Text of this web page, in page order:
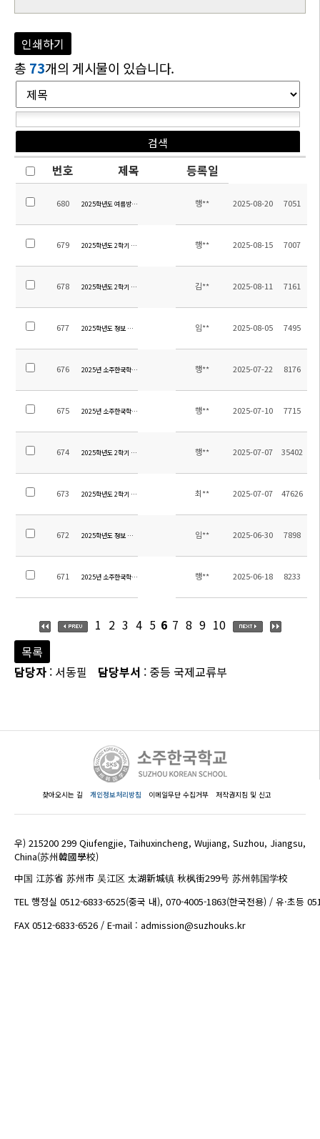
인쇄하기
총 73개의 게시물이 있습니다.
번호 제목 등록일
680 2025학년도 여름방학 기간 학교시설 개선사항 안내
행** 2025-08-20 7051
679 2025학년도 2학기 전체학생 스쿨버스 탑승자 명단 및 노선
행** 2025-08-15 7007
678 2025학년도 2학기 오케스트라 신입 단원 오디션 지정곡 알림
김** 2025-08-11 7161
677 2025학년도 정보 시간강사 교원 초빙 재공고 임** 2025-08-05 7495
676 2025년 소주한국학교 9,12학년 졸업여행 위탁용역 업체 선정 재입찰 공고
행** 2025-07-22 8176
675 2025년 소주한국학교 9,12학년 졸업여행 위탁용역 업체 선정 입찰 공고
행** 2025-07-10 7715
674 2025학년도 2학기 통학차량 운행 감축 조정 안내
행** 2025-07-07 35402
673 2025학년도 2학기 중등 방과후학교 하교 차량 운행 시간 조정 안내
최** 2025-07-07 47626
672 2025학년도 정보 시간강사 초빙 공고 임** 2025-06-30 7898
671 2025년 소주한국학교 고등학생 통학용 차량 구매를 위한 입찰 공고
행** 2025-06-18 8233
1 2 3 4 5 6 7 8 9 10
목록
담당자 : 서동필 담당부서 : 중등 국제교류부
찾아오시는 길 개인정보처리방침 이메일무단 수집거부 저작권지침 및 신고
우) 215200 299 Qiufengjie, Taihuxincheng, Wujiang, Suzhou, Jiangsu,
China(苏州韓國學校)
中国 江苏省 苏州市 吴江区 太湖新城镇 秋枫街299号 苏州韩国学校
TEL 행정실 0512-6833-6525(중국 내), 070-4005-1863(한국전용) / 유·초등
FAX 0512-6833-6526 / E-mail : admission@suzhouks.kr